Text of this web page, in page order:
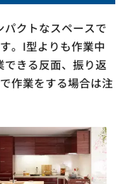
クトなスペースで
。I型よりも作業中
きる反面、振り返
作業をする場合は注